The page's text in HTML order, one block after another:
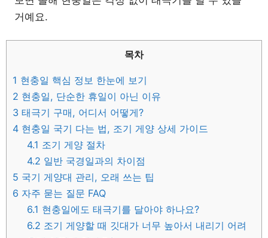
거예요.
목차
1 현충일 핵심 정보 한눈에 보기
2 현충일, 단순한 휴일이 아닌 이유
3 태극기 구매, 어디서 어떻게?
4 현충일 국기 다는 법, 조기 게양 상세 가이드
4.1 조기 게양 절차
4.2 일반 국경일과의 차이점
5 국기 게양대 관리, 오래 쓰는 팁
6 자주 묻는 질문 FAQ
6.1 현충일에도 태극기를 달아야 하나요?
6.2 조기 게양할 때 깃대가 너무 높아서 내리기 어려